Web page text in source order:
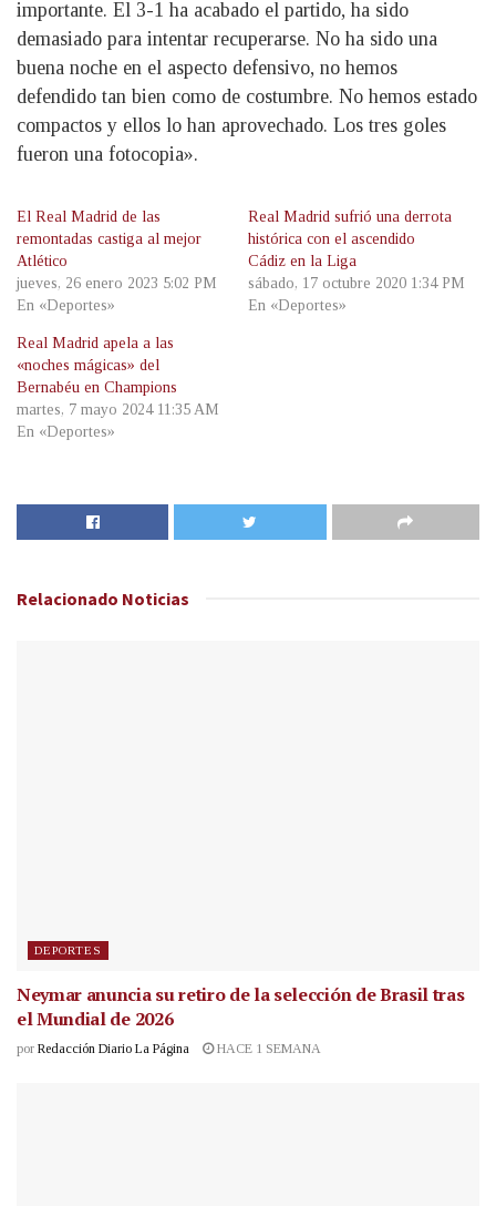
importante. El 3-1 ha acabado el partido, ha sido
demasiado para intentar recuperarse. No ha sido una
buena noche en el aspecto defensivo, no hemos
defendido tan bien como de costumbre. No hemos estado
compactos y ellos lo han aprovechado. Los tres goles
fueron una fotocopia».
El Real Madrid de las
remontadas castiga al mejor
Atlético
jueves, 26 enero 2023 5:02 PM
En «Deportes»
Real Madrid sufrió una derrota
histórica con el ascendido
Cádiz en la Liga
sábado, 17 octubre 2020 1:34 PM
En «Deportes»
Real Madrid apela a las
«noches mágicas» del
Bernabéu en Champions
martes, 7 mayo 2024 11:35 AM
En «Deportes»
Relacionado Noticias
DEPORTES
Neymar anuncia su retiro de la selección de Brasil tras
el Mundial de 2026
por Redacción Diario La Página HACE 1 SEMANA